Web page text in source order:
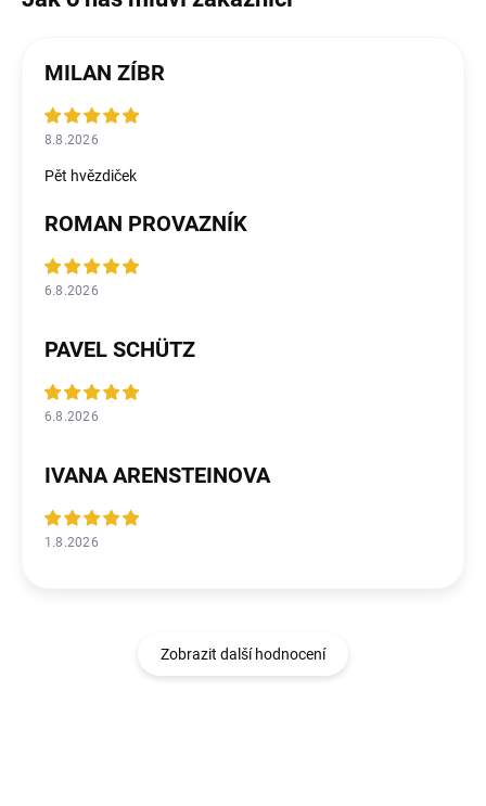
MILAN ZÍBR
8.8.2026
Pět hvězdiček
ROMAN PROVAZNÍK
6.8.2026
PAVEL SCHÜTZ
6.8.2026
IVANA ARENSTEINOVA
1.8.2026
Zobrazit další hodnocení